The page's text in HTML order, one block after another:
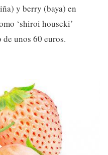
y berry (baya) en
‘shiroi houseki’
unos 60 euros.